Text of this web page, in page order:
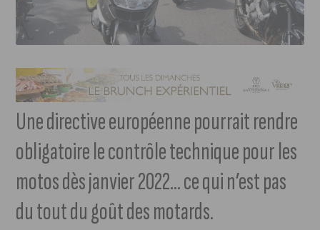
Une directive européenne pourrait rendre
obligatoire le contrôle technique pour les
motos dès janvier 2022… ce qui n’est pas
du tout du goût des motards.